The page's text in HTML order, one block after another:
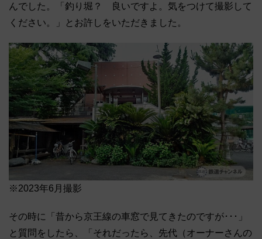
んでした。「釣り堀？ 良いですよ。気をつけて撮影して
ください。」とお許しをいただきました。
※2023年6月撮影
その時に「昔から京王線の車窓で見てきたのですが･･･」
と質問をしたら、「それだったら、先代（オーナーさんの